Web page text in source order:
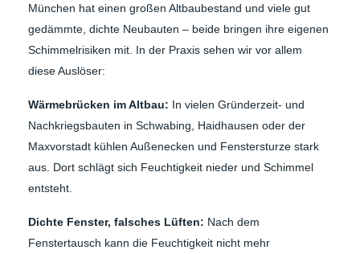
München hat einen großen Altbaubestand und viele gut
gedämmte, dichte Neubauten – beide bringen ihre eigenen
Schimmelrisiken mit. In der Praxis sehen wir vor allem
diese Auslöser:
Wärmebrücken im Altbau: In vielen Gründerzeit- und
Nachkriegsbauten in Schwabing, Haidhausen oder der
Maxvorstadt kühlen Außenecken und Fenstersturze stark
aus. Dort schlägt sich Feuchtigkeit nieder und Schimmel
entsteht.
Dichte Fenster, falsches Lüften: Nach dem
Fenstertausch kann die Feuchtigkeit nicht mehr